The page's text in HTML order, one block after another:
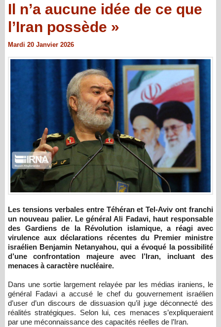
Il n’a aucune idée de ce que
l’Iran possède »
Mardi 20 Janvier 2026
Les tensions verbales entre Téhéran et Tel-Aviv ont franchi
un nouveau palier. Le général Ali Fadavi, haut responsable
des Gardiens de la Révolution islamique, a réagi avec
virulence aux déclarations récentes du Premier ministre
israélien Benjamin Netanyahou, qui a évoqué la possibilité
d’une confrontation majeure avec l’Iran, incluant des
menaces à caractère nucléaire.
Dans une sortie largement relayée par les médias iraniens, le
général Fadavi a accusé le chef du gouvernement israélien
d’user d’un discours de dissuasion qu’il juge déconnecté des
réalités stratégiques. Selon lui, ces menaces s’expliqueraient
par une méconnaissance des capacités réelles de l’Iran.